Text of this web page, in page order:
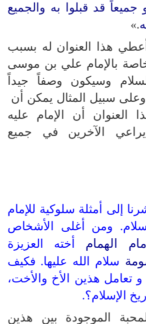
جميعاً قد قبلوا به والجميع
.»
هذا العنوان له بسبب
بالإمام علي بن موسى
وسيكون وصفاً جيداً
وعلى سبيل المثال يمكن أن
العنوان أن الإمام عليه
الآخرين في جميع
إلى أمثلة سلوكية للإمام
ومن أغلى الأشخاص
الهمام أخته العزيزة
سلام الله عليها. فكيف
تعامل هذين الأخ والأخت،
الإسلام؟.
الموجودة بين هذين